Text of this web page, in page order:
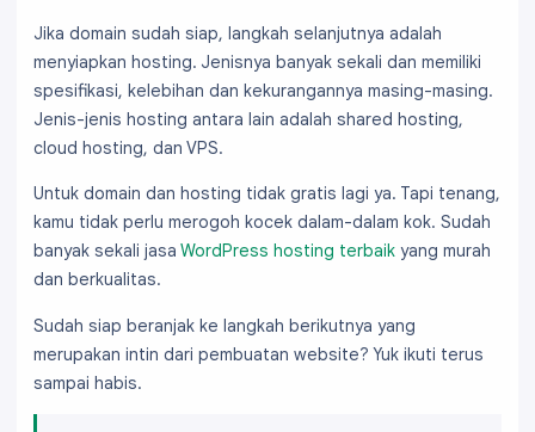
Jika domain sudah siap, langkah selanjutnya adalah
menyiapkan hosting. Jenisnya banyak sekali dan memiliki
spesifikasi, kelebihan dan kekurangannya masing-masing.
Jenis-jenis hosting antara lain adalah shared hosting,
cloud hosting, dan VPS.
Untuk domain dan hosting tidak gratis lagi ya. Tapi tenang,
kamu tidak perlu merogoh kocek dalam-dalam kok. Sudah
banyak sekali jasa WordPress hosting terbaik yang murah
dan berkualitas.
Sudah siap beranjak ke langkah berikutnya yang
merupakan intin dari pembuatan website? Yuk ikuti terus
sampai habis.